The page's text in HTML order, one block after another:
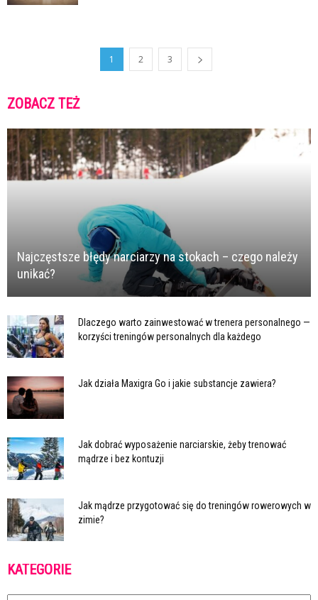
1 2 3
ZOBACZ TEŻ
Najczęstsze błędy narciarzy na stokach – czego należy
unikać?
Dlaczego warto zainwestować w trenera personalnego —
korzyści treningów personalnych dla każdego
Jak działa Maxigra Go i jakie substancje zawiera?
Jak dobrać wyposażenie narciarskie, żeby trenować
mądrze i bez kontuzji
Jak mądrze przygotować się do treningów rowerowych w
zimie?
KATEGORIE
Kategorie